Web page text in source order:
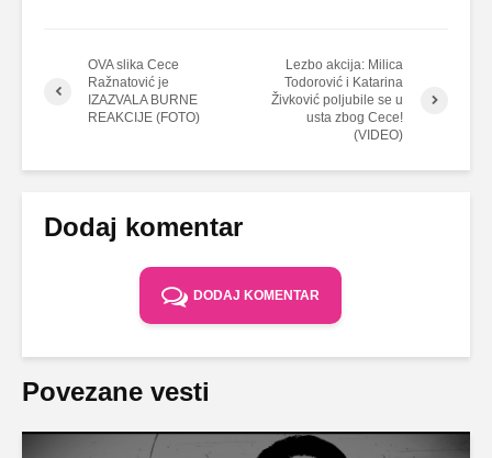
OVA slika Cece
Ražnatović je
IZAZVALA BURNE
REAKCIJE (FOTO)
Lezbo akcija: Milica
Todorović i Katarina
Živković poljubile se u
usta zbog Cece!
(VIDEO)
Dodaj komentar
DODAJ KOMENTAR
Povezane vesti